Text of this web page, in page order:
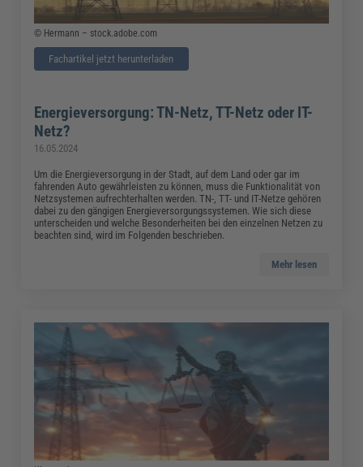
© Hermann – stock.adobe.com
Fachartikel jetzt herunterladen
Energieversorgung: TN-Netz, TT-Netz oder IT-
Netz?
16.05.2024
Um die Energieversorgung in der Stadt, auf dem Land oder gar im
fahrenden Auto gewährleisten zu können, muss die Funktionalität von
Netzsystemen aufrechterhalten werden. TN-, TT- und IT-Netze gehören
dabei zu den gängigen Energieversorgungssystemen. Wie sich diese
unterscheiden und welche Besonderheiten bei den einzelnen Netzen zu
beachten sind, wird im Folgenden beschrieben.
Mehr lesen